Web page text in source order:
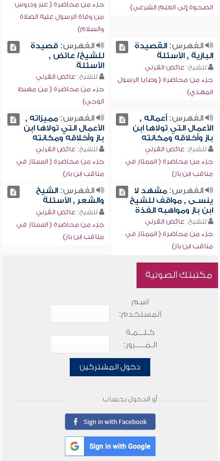
الصحوة إلى العلم الشرعي)
جزء من محاضرة ( عبر ودروس
من وفاة الرسول عليه الصلاة
والسلام)
الفهرس:القصيدة
البازية , الأسئلة
للشيخ: عائض القرني
جزء من محاضرة ( وصايا الرسول
المهدي)
الفهرس:قصيدة
للشيخ/ عائض ,
الأسئلة
للشيخ: عائض القرني
جزء من محاضرة ( من مهبط
الوحي)
الفهرس:أعماله ,
الأعمال التي تولاها ابن
باز وأخلاقه ومكانته
للشيخ: عائض القرني
جزء من محاضرة ( الممتاز في
مناقب ابن باز)
الفهرس:مميزاته ,
الأعمال التي تولاها ابن
باز وأخلاقه ومكانته
للشيخ: عائض القرني
جزء من محاضرة ( الممتاز في
مناقب ابن باز)
الفهرس:مشهد لا
ينسـى , مواقف للشيخ
ابن باز ومواهبه الفذة
للشيخ: عائض القرني
جزء من محاضرة ( الممتاز في
مناقب ابن باز)
الفهرس:الشيخ
والشعر , الأسئلة
للشيخ: عائض القرني
جزء من محاضرة ( الممتاز في
مناقب ابن باز)
مكتبتك الصوتية
اسم
المستخدم:
كـلـــمـة
الـمـــــرور:
دخول المشتركين
أو الدخول بحساب